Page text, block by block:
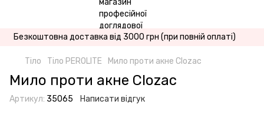
Безкоштовна доставка від 3000 грн (при повній оплаті)
Тіло Тіло PEROLITE Мило проти акне Clozac
Мило проти акне Clozac
Артикул: 35065 Написати відгук